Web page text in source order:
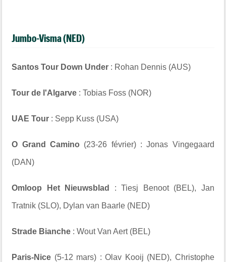
Jumbo-Visma (NED)
Santos Tour Down Under : Rohan Dennis (AUS)
Tour de l'Algarve : Tobias Foss (NOR)
UAE Tour : Sepp Kuss (USA)
O Grand Camino (23-26 février) : Jonas Vingegaard
(DAN)
Omloop Het Nieuwsblad : Tiesj Benoot (BEL), Jan
Tratnik (SLO), Dylan van Baarle (NED)
Strade Bianche : Wout Van Aert (BEL)
Paris-Nice (5-12 mars) : Olav Kooij (NED), Christophe